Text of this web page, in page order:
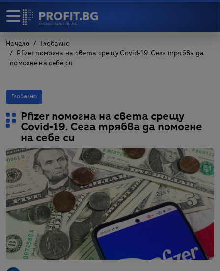
Начало
Глобално
Pfizer помогна на света срещу Covid-19. Сега трябва да
помогне на себе си
Глобално
Pfizer помогна на света срещу
Covid-19. Сега трябва да помогне
на себе си